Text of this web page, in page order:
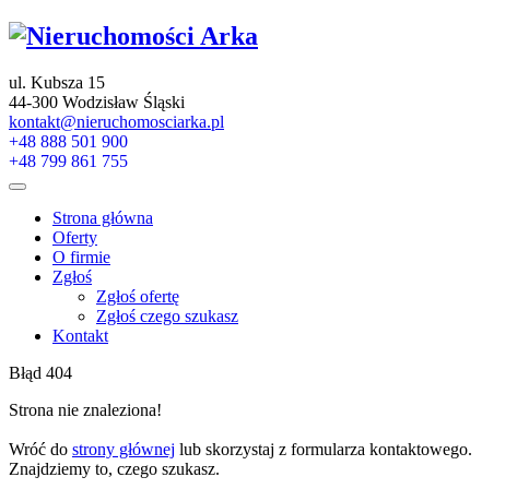
ul. Kubsza 15
44-300 Wodzisław Śląski
kontakt@nieruchomosciarka.pl
+48 888 501 900
+48 799 861 755
Strona główna
Oferty
O firmie
Zgłoś
Zgłoś ofertę
Zgłoś czego szukasz
Kontakt
Błąd 404
Strona nie znaleziona!
Wróć do strony głównej lub skorzystaj z formularza kontaktowego.
Znajdziemy to, czego szukasz.